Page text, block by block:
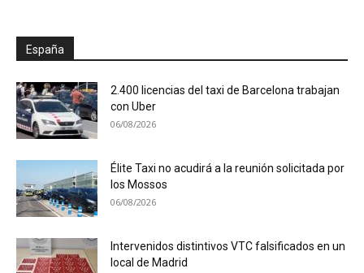
España
2.400 licencias del taxi de Barcelona trabajan
con Uber
06/08/2026
Élite Taxi no acudirá a la reunión solicitada por
los Mossos
06/08/2026
Intervenidos distintivos VTC falsificados en un
local de Madrid